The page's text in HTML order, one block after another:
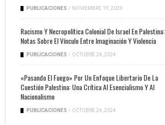
PUBLICACIONES / NOVIEMBRE 19, 2023
Racismo Y Necropolítica Colonial De Israel En Palestina:
Notas Sobre El Vínculo Entre Imaginación Y Violencia
PUBLICACIONES / OCTUBRE 24, 2024
«Pasando El Fuego» Por Un Enfoque Libertario De La
Cuestión Palestina: Una Crítica Al Esencialismo Y Al
Nacionalismo
PUBLICACIONES / OCTUBRE 24, 2024